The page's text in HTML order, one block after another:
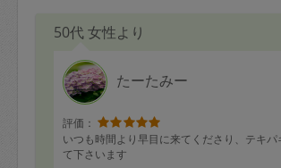
50代 女性より
たーたみー
評価：
いつも時間より早目に来てくださり、テキパ
て下さいます